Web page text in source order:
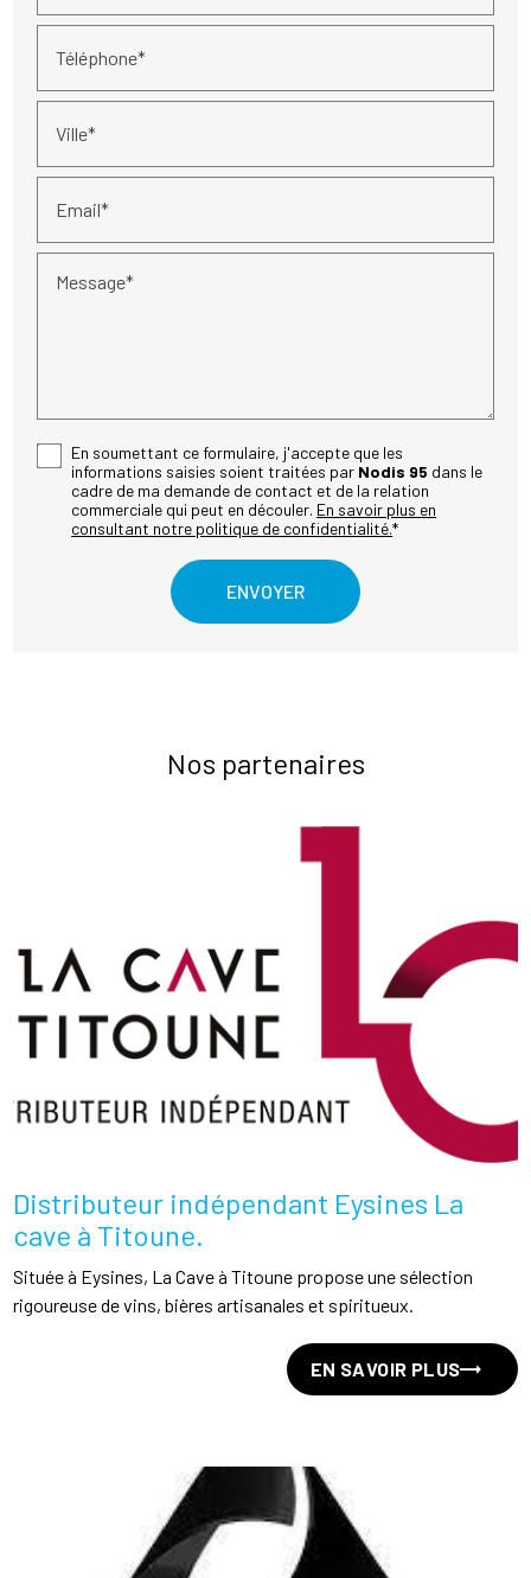
Téléphone*
Ville*
Email*
Message*
En soumettant ce formulaire, j'accepte que les
informations saisies soient traitées par Nodis 95 dans le
cadre de ma demande de contact et de la relation
commerciale qui peut en découler. En savoir plus en
consultant notre politique de confidentialité.*
Nos partenaires
Distributeur indépendant Eysines La
cave à Titoune.
Située à Eysines, La Cave à Titoune propose une sélection
rigoureuse de vins, bières artisanales et spiritueux.
EN SAVOIR PLUS